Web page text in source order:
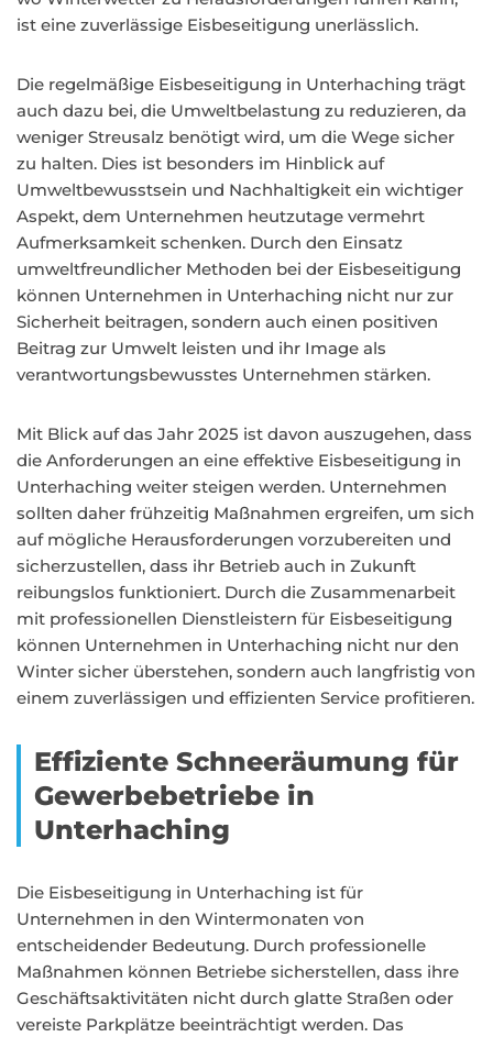
ist eine zuverlässige Eisbeseitigung unerlässlich.
Die regelmäßige Eisbeseitigung in Unterhaching trägt
auch dazu bei, die Umweltbelastung zu reduzieren, da
weniger Streusalz benötigt wird, um die Wege sicher
zu halten. Dies ist besonders im Hinblick auf
Umweltbewusstsein und Nachhaltigkeit ein wichtiger
Aspekt, dem Unternehmen heutzutage vermehrt
Aufmerksamkeit schenken. Durch den Einsatz
umweltfreundlicher Methoden bei der Eisbeseitigung
können Unternehmen in Unterhaching nicht nur zur
Sicherheit beitragen, sondern auch einen positiven
Beitrag zur Umwelt leisten und ihr Image als
verantwortungsbewusstes Unternehmen stärken.
Mit Blick auf das Jahr 2025 ist davon auszugehen, dass
die Anforderungen an eine effektive Eisbeseitigung in
Unterhaching weiter steigen werden. Unternehmen
sollten daher frühzeitig Maßnahmen ergreifen, um sich
auf mögliche Herausforderungen vorzubereiten und
sicherzustellen, dass ihr Betrieb auch in Zukunft
reibungslos funktioniert. Durch die Zusammenarbeit
mit professionellen Dienstleistern für Eisbeseitigung
können Unternehmen in Unterhaching nicht nur den
Winter sicher überstehen, sondern auch langfristig von
einem zuverlässigen und effizienten Service profitieren.
Effiziente Schneeräumung für
Gewerbebetriebe in
Unterhaching
Die Eisbeseitigung in Unterhaching ist für
Unternehmen in den Wintermonaten von
entscheidender Bedeutung. Durch professionelle
Maßnahmen können Betriebe sicherstellen, dass ihre
Geschäftsaktivitäten nicht durch glatte Straßen oder
vereiste Parkplätze beeinträchtigt werden. Das